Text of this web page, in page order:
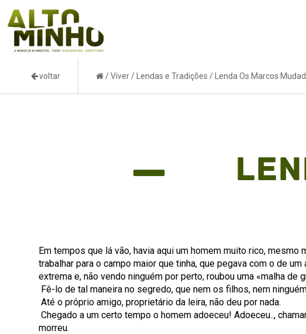
voltar /Viver/ Lendas e Tradições / Lenda Os Marcos
Em tempos que lá vão, havia aqui um homem muito rico,
trabalhar para o campo maior que tinha, que pegava com o de
extrema e, não vendo ninguém por perto, roubou uma «malha
Fê-lo de tal maneira no segredo, que nem os filhos, nem
Até o próprio amigo, proprietário da leira, não deu por nada.
Chegado a um certo tempo o homem adoeceu! Adoeceu..,
morreu.